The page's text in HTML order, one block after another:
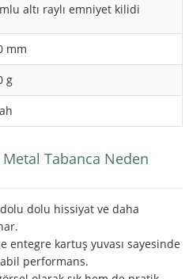
altı raylı emniyet kilidi
mm
g
Tabanca Neden
dolu hissiyat ve daha
entegre kartuş yuvası sayesinde
performans.